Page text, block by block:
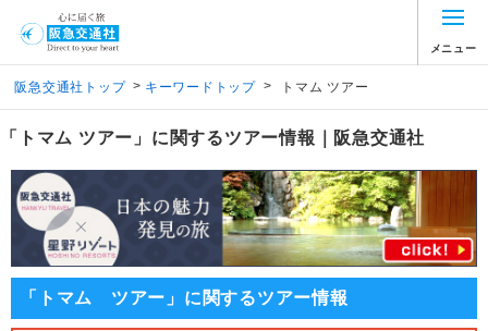
メニュー
阪急交通社トップ > キーワードトップ > トマム ツアー
「トマム ツアー」に関するツアー情報｜阪急交通社
「トマム ツアー」に関するツアー情報